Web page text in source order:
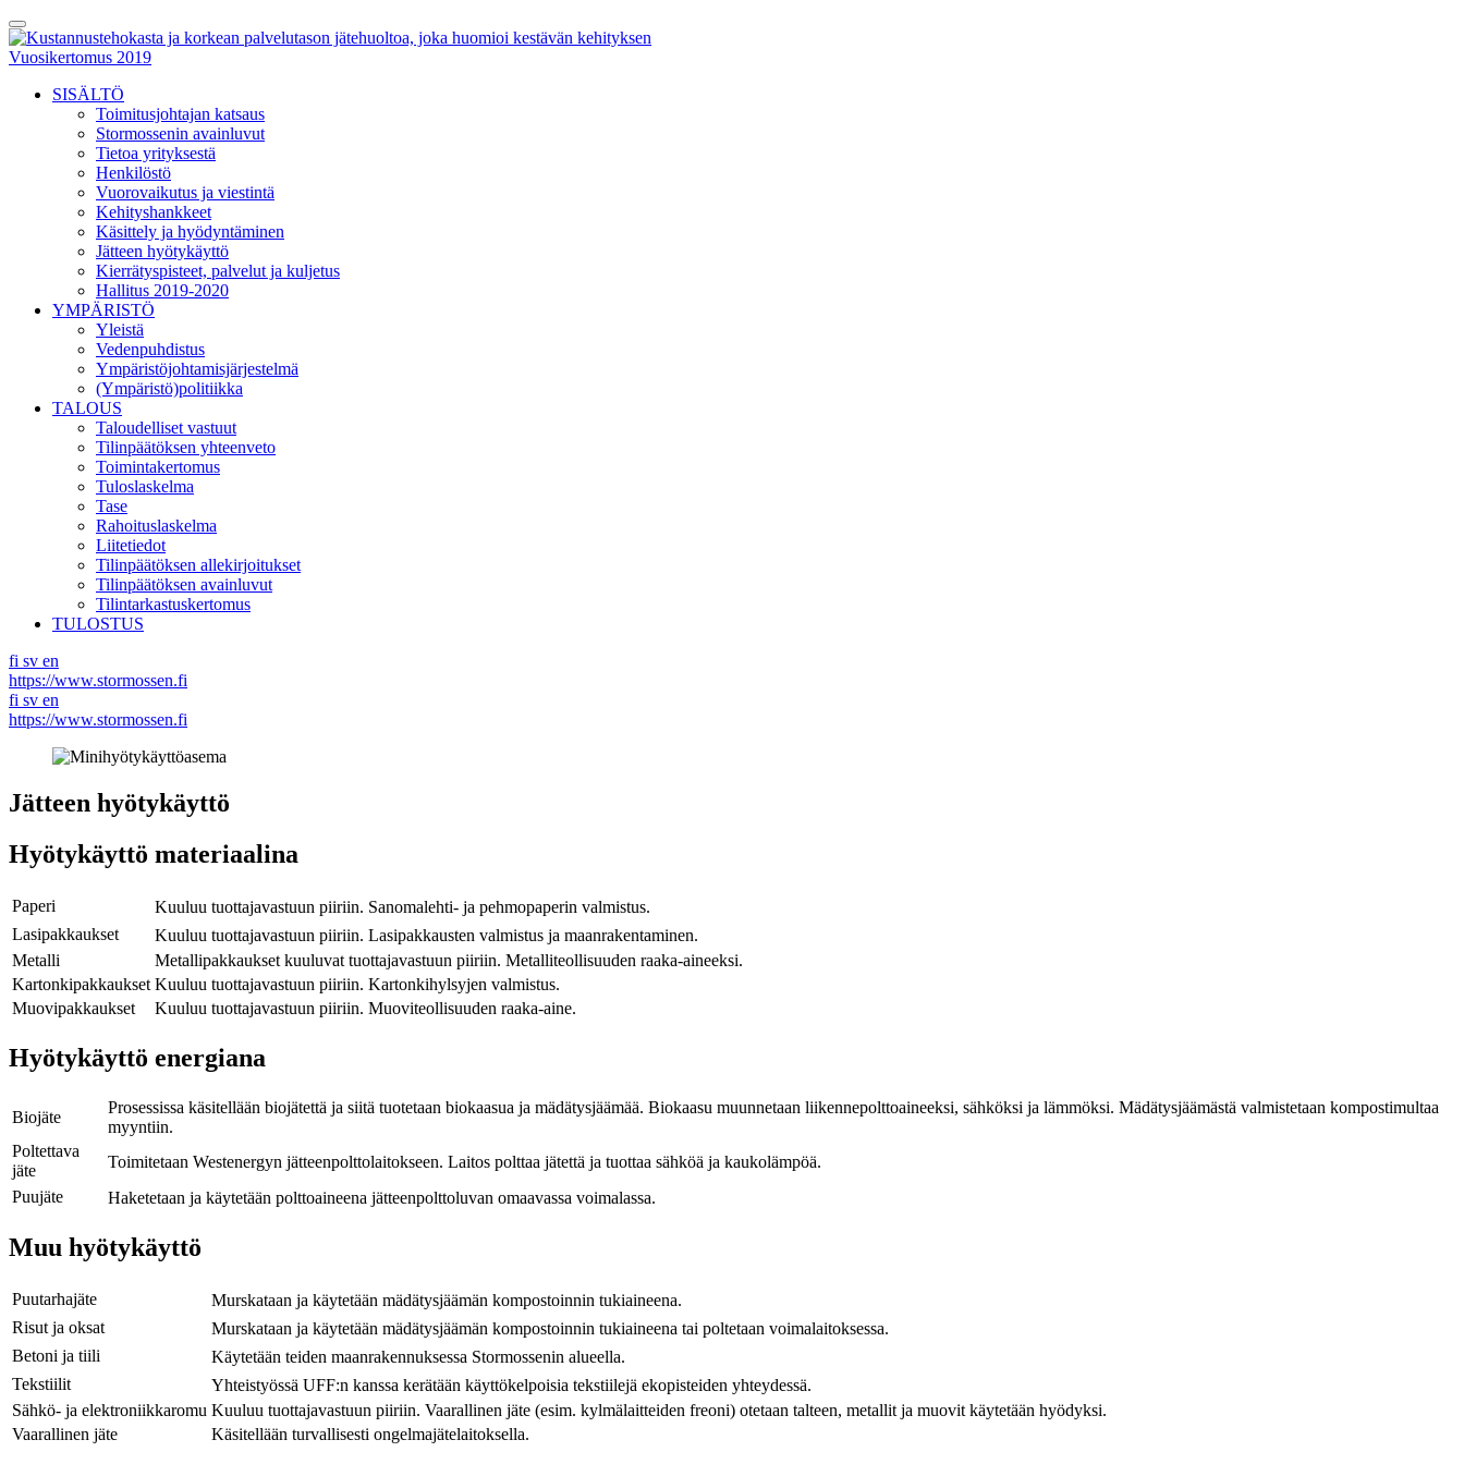
Skip
to
content
Toggle
Menu
Vuosikertomus 2019
SISÄLTÖ
Toimitusjohtajan katsaus
Stormossenin avainluvut
Tietoa yrityksestä
Henkilöstö
Vuorovaikutus ja viestintä
Kehityshankkeet
Käsittely ja hyödyntäminen
Jätteen hyötykäyttö
Kierrätyspisteet, palvelut ja kuljetus
Hallitus 2019-2020
YMPÄRISTÖ
Yleistä
Vedenpuhdistus
Ympäristöjohtamisjärjestelmä
(Ympäristö)politiikka
TALOUS
Taloudelliset vastuut
Tilinpäätöksen yhteenveto
Toimintakertomus
Tuloslaskelma
Tase
Rahoituslaskelma
Liitetiedot
Tilinpäätöksen allekirjoitukset
Tilinpäätöksen avainluvut
Tilintarkastuskertomus
TULOSTUS
fi sv en
https://www.stormossen.fi
fi sv en
https://www.stormossen.fi
Jätteen hyötykäyttö
Hyötykäyttö materiaalina
Paperi
Kuuluu tuottajavastuun piiriin. Sanomalehti- ja pehmopaperin valmistus.
Lasipakkaukset
Kuuluu tuottajavastuun piiriin. Lasipakkausten valmistus ja maanrakentaminen.
Metalli
Metallipakkaukset kuuluvat tuottajavastuun piiriin. Metalliteollisuuden raaka-aineeksi.
Kartonkipakkaukset Kuuluu tuottajavastuun piiriin. Kartonkihylsyjen valmistus.
Muovipakkaukset
Kuuluu tuottajavastuun piiriin. Muoviteollisuuden raaka-aine.
Hyötykäyttö energiana
Biojäte
Prosessissa käsitellään biojätettä ja siitä tuotetaan biokaasua ja mädätysjäämää. Biokaasu muunnetaan liikennepolttoaineeksi, sähköksi ja lämmöksi. Mädätysjäämästä valmistetaan kompostimultaa
myyntiin.
Poltettava
jäte
Toimitetaan Westenergyn jätteenpolttolaitokseen. Laitos polttaa jätettä ja tuottaa sähköä ja kaukolämpöä.
Puujäte
Haketetaan ja käytetään polttoaineena jätteenpolttoluvan omaavassa voimalassa.
Muu hyötykäyttö
Puutarhajäte
Murskataan ja käytetään mädätysjäämän kompostoinnin tukiaineena.
Risut ja oksat
Murskataan ja käytetään mädätysjäämän kompostoinnin tukiaineena tai poltetaan voimalaitoksessa.
Betoni ja tiili
Käytetään teiden maanrakennuksessa Stormossenin alueella.
Tekstiilit
Yhteistyössä UFF:n kanssa kerätään käyttökelpoisia tekstiilejä ekopisteiden yhteydessä.
Sähkö- ja elektroniikkaromu Kuuluu tuottajavastuun piiriin. Vaarallinen jäte (esim. kylmälaitteiden freoni) otetaan talteen, metallit ja muovit käytetään hyödyksi.
Vaarallinen jäte
Käsitellään turvallisesti ongelmajätelaitoksella.